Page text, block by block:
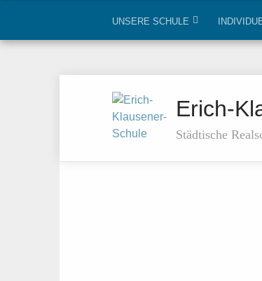
UNSERE SCHULE
Erich-
Städtische